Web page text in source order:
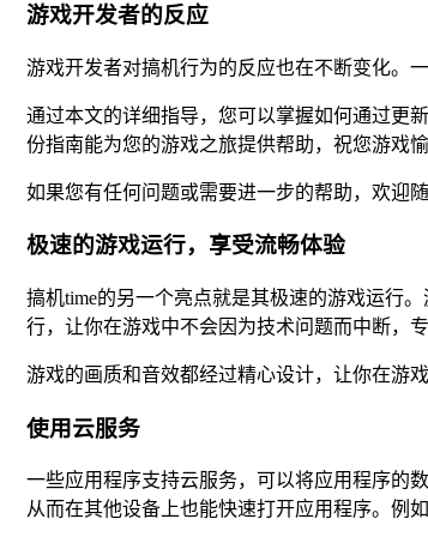
游戏开发者的反应
游戏开发者对搞机行为的反应也在不断变化。
通过本文的详细指导，您可以掌握如何通过更
份指南能为您的游戏之旅提供帮助，祝您游戏愉
如果您有任何问题或需要进一步的帮助，欢迎
极速的游戏运行，享受流畅体验
搞机time的另一个亮点就是其极速的游戏运行
行，让你在游戏中不会因为技术问题而中断，
游戏的画质和音效都经过精心设计，让你在游
使用云服务
一些应用程序支持云服务，可以将应用程序的
从而在其他设备上也能快速打开应用程序。例